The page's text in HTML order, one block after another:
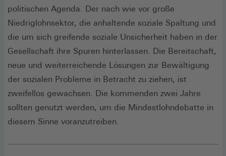
politischen Agenda. Der nach wie vor große
Niedriglohnsektor, die anhaltende soziale Spaltung und
die um sich greifende soziale Unsicherheit haben in der
Gesellschaft ihre Spuren hinterlassen. Die Bereitschaft,
neue und weiterreichende Lösungen zur Bewältigung
der sozialen Probleme in Betracht zu ziehen, ist
zweifellos gewachsen. Die kommenden zwei Jahre
sollten genutzt werden, um die Mindestlohndebatte in
diesem Sinne voranzutreiben.